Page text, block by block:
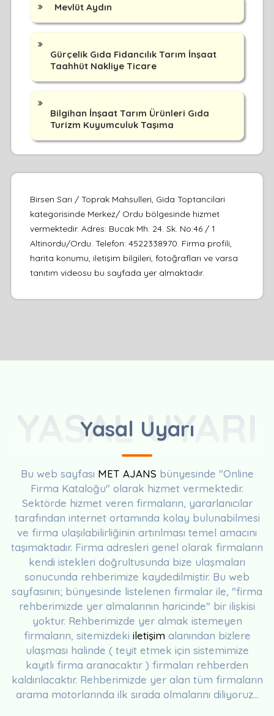
Mevlüt Aydın
Gürçelik Gıda Fidancılık Tarım İnşaat
Taahhüt Nakliye Ticare
Bilgihan İnşaat Tarım Ürünleri Gıda
Turizm Kuyumculuk Taşıma
Birsen Sarı / Toprak Mahsulleri, Gida Toptancilari
kategorisinde Merkez/ Ordu bölgesinde hizmet
vermektedir. Adres: Bucak Mh. 24. Sk. No:46 / 1
Altinordu/Ordu. Telefon: 4522338970. Firma profili,
harita konumu, iletişim bilgileri, fotoğrafları ve varsa
tanıtım videosu bu sayfada yer almaktadır.
Yasal Uyarı
YASAL UYARI
Bu web sayfası MET AJANS bünyesinde "Online
Firma Kataloğu" olarak hizmet vermektedir.
Sektörde hizmet veren firmaların, yararlanıcılar
tarafından internet ortamında kolay bulunabilmesi
ve firma ulaşılabilirliğinin artırılması temel amacını
taşımaktadır. Firma adresleri genel olarak firmaların
kendi istekleri doğrultusunda bize ulaşmaları
sonucunda rehberimize kaydedilmiştir. Bu web
sayfasının; bünyesinde listelenen firmalar ile, "firma
rehberimizde yer almalarının haricinde" bir ilişkisi
yoktur. Rehberimizde yer almak istemeyen
firmaların, sitemizdeki iletişim alanından bizlere
ulaşması halinde ( teyit etmek için sistemimize
kayıtlı firma aranacaktır ) firmaları rehberden
kaldırılacaktır. Rehberimizde yer alan tüm firmaların
arama motorlarında ilk sırada olmalarını diliyoruz...